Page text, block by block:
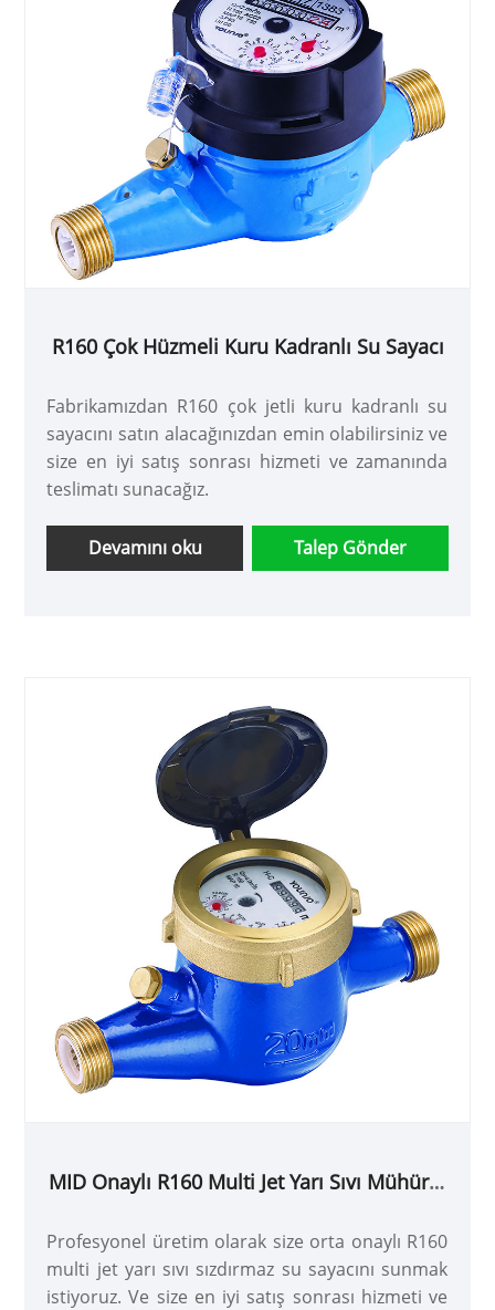
R160 Çok Hüzmeli Kuru Kadranlı Su Sayacı
Fabrikamızdan R160 çok jetli kuru kadranlı su
sayacını satın alacağınızdan emin olabilirsiniz ve
size en iyi satış sonrası hizmeti ve zamanında
teslimatı sunacağız.
Devamını oku Talep Gönder
MID Onaylı R160 Multi Jet Yarı Sıvı Mühürlü
Profesyonel üretim olarak size orta onaylı R160
multi jet yarı sıvı sızdırmaz su sayacını sunmak
istiyoruz. Ve size en iyi satış sonrası hizmeti ve